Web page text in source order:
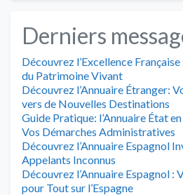
Derniers
Découvrez l’Excellence
du Patrimoine Vivant
Découvrez l’Annuaire Étranger:
vers de Nouvelles Destinations
Guide Pratique: l’Annuaire État
Vos Démarches Administratives
Découvrez l’Annuaire Espagnol
Appelants Inconnus
Découvrez l’Annuaire Espagnol :
pour Tout sur l’Espagne